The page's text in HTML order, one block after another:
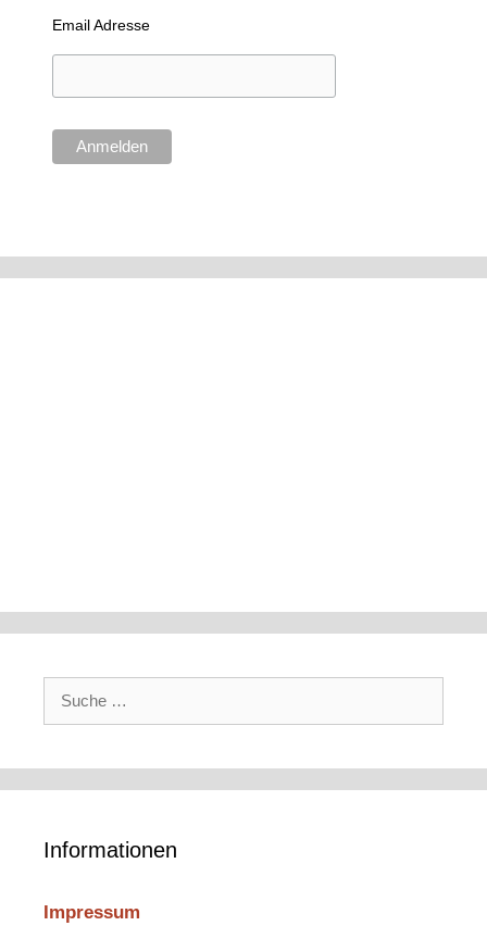
Email Adresse
Suche
Informationen
Impressum